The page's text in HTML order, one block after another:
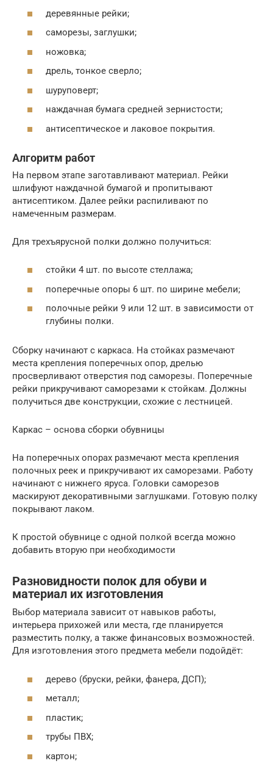
деревянные рейки;
саморезы, заглушки;
ножовка;
дрель, тонкое сверло;
шуруповерт;
наждачная бумага средней зернистости;
антисептическое и лаковое покрытия.
Алгоритм работ
На первом этапе заготавливают материал. Рейки
шлифуют наждачной бумагой и пропитывают
антисептиком. Далее рейки распиливают по
намеченным размерам.
Для трехъярусной полки должно получиться:
стойки 4 шт. по высоте стеллажа;
поперечные опоры 6 шт. по ширине мебели;
полочные рейки 9 или 12 шт. в зависимости от
глубины полки.
Сборку начинают с каркаса. На стойках размечают
места крепления поперечных опор, дрелью
просверливают отверстия под саморезы. Поперечные
рейки прикручивают саморезами к стойкам. Должны
получиться две конструкции, схожие с лестницей.
Каркас – основа сборки обувницы
На поперечных опорах размечают места крепления
полочных реек и прикручивают их саморезами. Работу
начинают с нижнего яруса. Головки саморезов
маскируют декоративными заглушками. Готовую полку
покрывают лаком.
К простой обувнице с одной полкой всегда можно
добавить вторую при необходимости
Разновидности полок для обуви и
материал их изготовления
Выбор материала зависит от навыков работы,
интерьера прихожей или места, где планируется
разместить полку, а также финансовых возможностей.
Для изготовления этого предмета мебели подойдёт:
дерево (бруски, рейки, фанера, ДСП);
металл;
пластик;
трубы ПВХ;
картон;